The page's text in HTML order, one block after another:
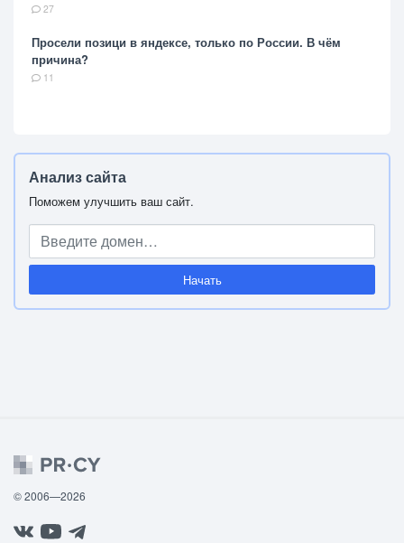
27
Просели позици в яндексе, только по России. В чём
причина?
11
Анализ сайта
Поможем улучшить ваш сайт.
Начать
© 2006—2026